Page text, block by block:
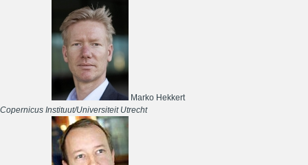
Marko Hekkert
Copernicus Instituut/Universiteit Utrecht